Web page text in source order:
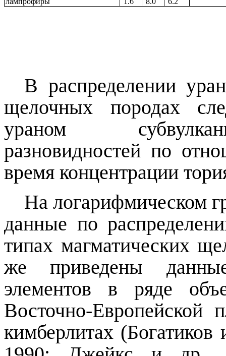
В распределении
щелочных породах
ураном
разновидностей по
время концентрации
На логарифмическом
данные по
типах магматических
же приведены
элементов в ряде
Восточно-
кимберлитах (Богатиков